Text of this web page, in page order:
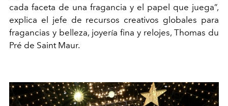
cada faceta de una fragancia y el papel que juega”,
explica el jefe de recursos creativos globales para
fragancias y belleza, joyería fina y relojes, Thomas du
Pré de Saint Maur.